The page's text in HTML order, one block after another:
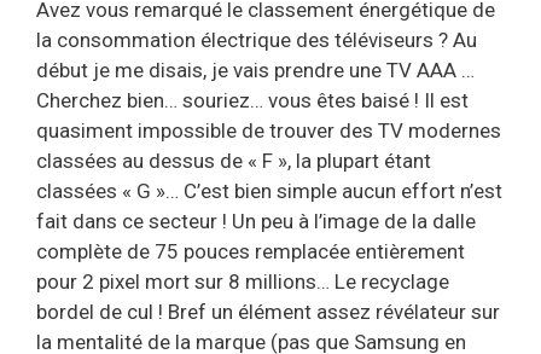
Avez vous remarqué le classement énergétique de
la consommation électrique des téléviseurs ? Au
début je me disais, je vais prendre une TV AAA …
Cherchez bien… souriez… vous êtes baisé ! Il est
quasiment impossible de trouver des TV modernes
classées au dessus de « F », la plupart étant
classées « G »… C’est bien simple aucun effort n’est
fait dans ce secteur ! Un peu à l’image de la dalle
complète de 75 pouces remplacée entièrement
pour 2 pixel mort sur 8 millions… Le recyclage
bordel de cul ! Bref un élément assez révélateur sur
la mentalité de la marque (pas que Samsung en